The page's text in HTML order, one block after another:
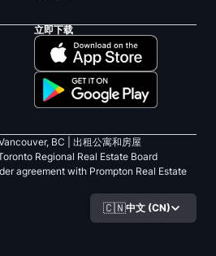
立即下载
BC |
出租公寓和房屋
Regional Real Estate Board
agreement with Prompton Real Estate
🇨🇳中文 (CN)